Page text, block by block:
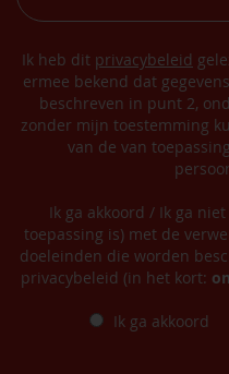
Ik heb dit privacybeleid
ermee bekend dat
beschreven in punt 2,
zonder mijn toestemming
van de van
Ik ga akkoord / Ik ga
toepassing is) met de
doeleinden die worden
privacybeleid (in het kort:
Ik ga akkoord